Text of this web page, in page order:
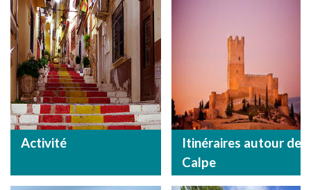
Activité
Itinéraires autour de
Calpe